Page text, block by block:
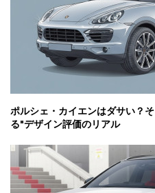
ポルシェ・カイエンはダサい？
る"デザイン評価のリアル